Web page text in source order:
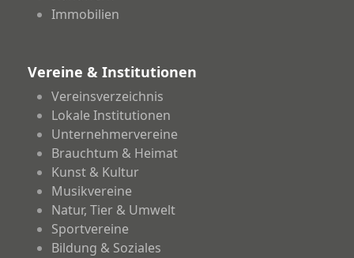
Immobilien
Vereine & Institutionen
Vereinsverzeichnis
Lokale Institutionen
Unternehmervereine
Brauchtum & Heimat
Kunst & Kultur
Musikvereine
Natur, Tier & Umwelt
Sportvereine
Bildung & Soziales